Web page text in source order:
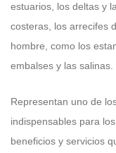
estuarios, los deltas y
costeras, los arrecifes
hombre, como los
embalses y las salinas.
Representan uno de
indispensables para
beneficios y servicios